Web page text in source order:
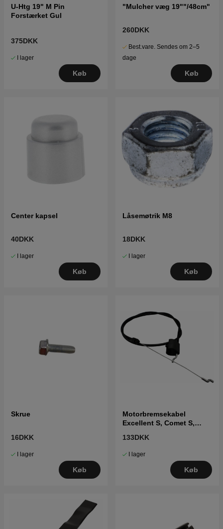
U-Htg 19" M Pin
Forstærket Gul
375DKK
I lager
Køb
"Mulcher væg 19""/48cm"
260DKK
Best.vare. Sendes om 2–5
dage
Køb
Center kapsel
40DKK
I lager
Køb
Låsemøtrik M8
18DKK
I lager
Køb
Skrue
16DKK
I lager
Køb
Motorbremsekabel
Excellent S, Comet S,
133DKK
I lager
Køb